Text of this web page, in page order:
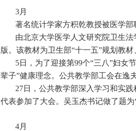
3月
著名统计学家方积乾教授被医学部
由北京大学医学人文研究院卫生
版。该教材为卫生部“十一五”规划教
5日，为了迎接第99个“三八”妇女
辈子”健康理念。公共教学部工会在逸
27日，公共教学部深入学习和实
代表参加了大会。吴玉杰书记做了题
4月